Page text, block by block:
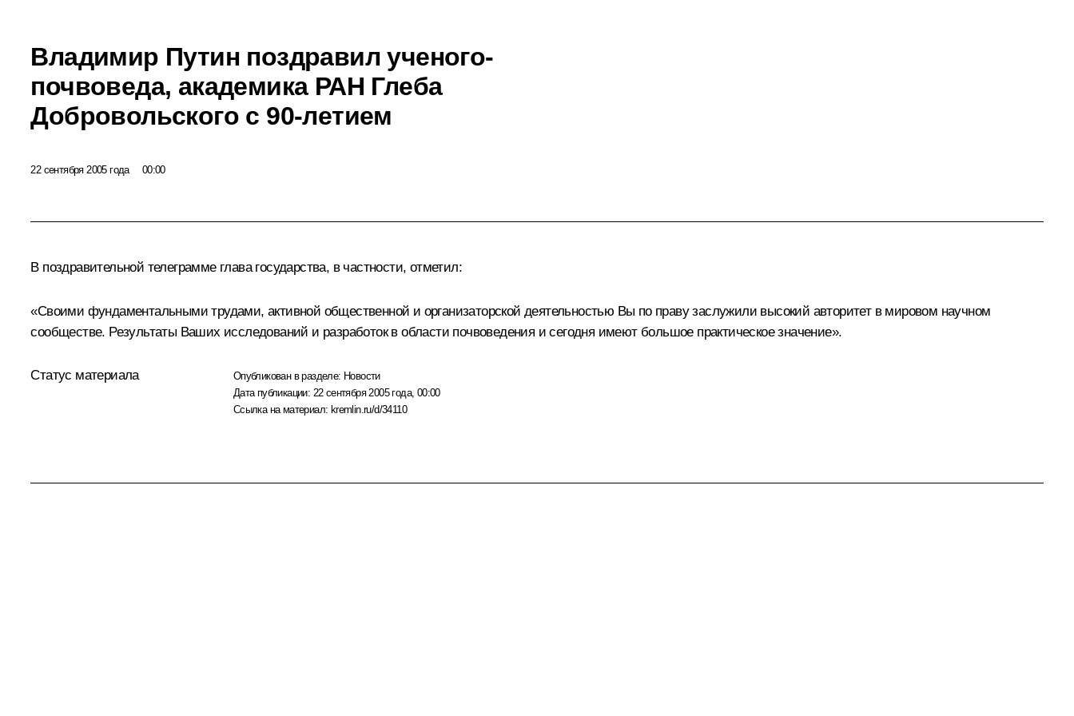
Владимир Путин поздравил ученого-
почвоведа, академика РАН Глеба
Добровольского с 90-летием
22 сентября 2005 года 00:00
В поздравительной телеграмме глава государства, в частности, отметил:
«Своими фундаментальными трудами, активной общественной и организаторской деятельностью Вы по праву заслужили высокий авторитет в мировом научном
сообществе. Результаты Ваших исследований и разработок в области почвоведения и сегодня имеют большое практическое значение».
Статус материала Опубликован в разделе: Новости
Дата публикации: 22 сентября 2005 года, 00:00
Ссылка на материал: kremlin.ru/d/34110